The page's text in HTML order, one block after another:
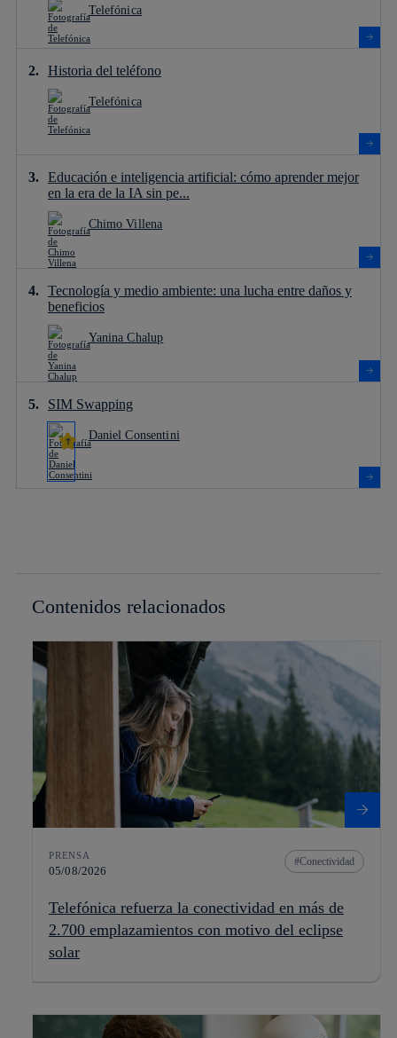
Telefónica
Historia del teléfono
Telefónica
Educación e inteligencia artificial: cómo aprender mejor
en la era de la IA sin pe...
Chimo Villena
Tecnología y medio ambiente: una lucha entre daños y
beneficios
Yanina Chalup
SIM Swapping
Daniel Consentini
Contenidos relacionados
PRENSA
05/08/2026
Conectividad
Telefónica refuerza la conectividad en más de
2.700 emplazamientos con motivo del eclipse
solar